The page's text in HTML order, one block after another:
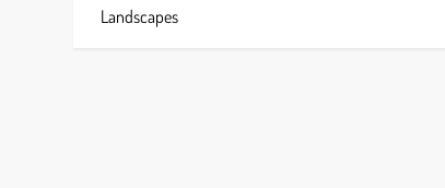
o
Landscapes